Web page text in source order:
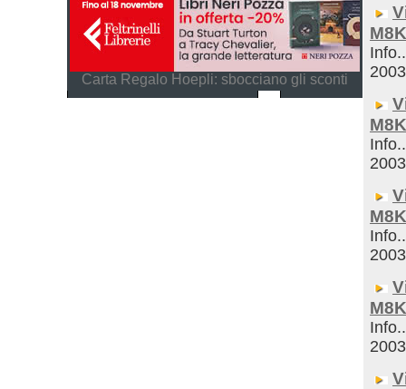
Carta Regalo Hoepli: sbocciano gli sconti
2003
2003
2003
2003